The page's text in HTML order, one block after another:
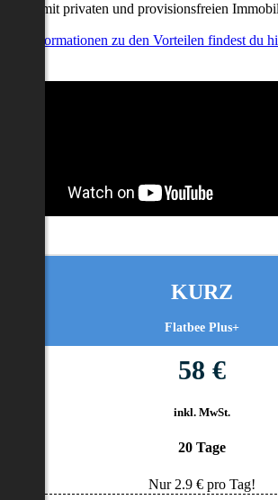
mit privaten und provisionsfreien
Informationen zu den Vorteilen findest du
KURZ
Flatbee Plus+
58 €
inkl. MwSt.
20 Tage
Nur 2.9€ pro Tag!